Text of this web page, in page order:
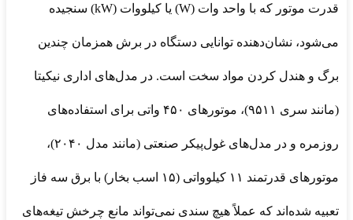
قدرت موتور که با واحد وات (W) یا کیلووات (kW) سنجیده
می‌شود، نشان‌دهنده توانایی دستگاه در برش همزمان چندین
برگ و هندل کردن مواد سخت است. در مدل‌های اداری نیکیتا
(مانند سری ۹۵۱۱)، موتورهای ۴۵۰ واتی برای استفاده‌های
روزمره و در مدل‌های غول‌پیکر صنعتی (مانند مدل ۲۰۴۰)،
موتورهای قدرتمند ۱۱ کیلوواتی (۱۵ اسب بخار) با برق سه فاز
تعبیه شده‌اند که عملاً هیچ سندی نمی‌تواند مانع چرخش تیغه‌های